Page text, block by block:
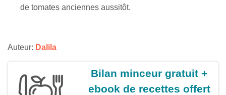
de tomates anciennes aussitôt.
Auteur: Dalila
Bilan minceur gratuit +
ebook de recettes offert